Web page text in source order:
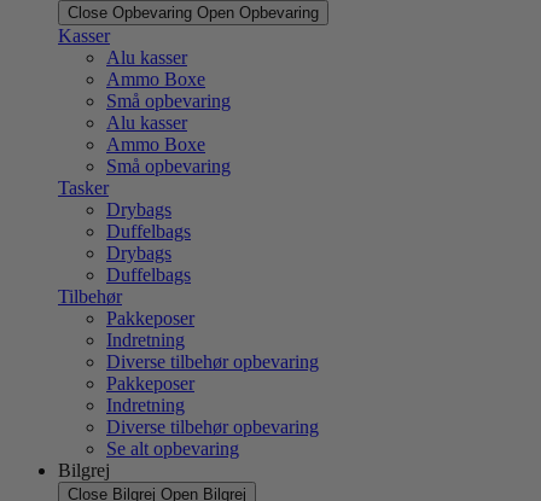
Close Opbevaring Open Opbevaring
Kasser
Alu kasser
Ammo Boxe
Små opbevaring
Alu kasser
Ammo Boxe
Små opbevaring
Tasker
Drybags
Duffelbags
Drybags
Duffelbags
Tilbehør
Pakkeposer
Indretning
Diverse tilbehør opbevaring
Pakkeposer
Indretning
Diverse tilbehør opbevaring
Se alt opbevaring
Bilgrej
Close Bilgrej Open Bilgrej